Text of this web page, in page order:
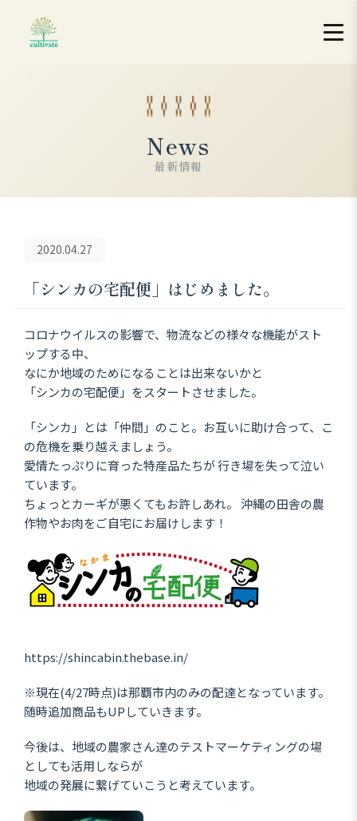
News
最新情報
2020.04.27
「シンカの宅配便」はじめました。
コロナウイルスの影響で、物流などの様々な機能がスト
ップする中、
なにか地域のためになることは出来ないかと
「シンカの宅配便」をスタートさせました。
「シンカ」とは「仲間」のこと。お互いに助け合って、こ
の危機を乗り越えましょう。
愛情たっぷりに育った特産品たちが 行き場を失って泣い
ています。
ちょっとカーギが悪くてもお許しあれ。 沖縄の田舎の農
作物やお肉をご自宅にお届けします！
https://shincabin.thebase.in/
※現在(4/27時点)は那覇市内のみの配達となっています。
随時追加商品もUPしていきます。
今後は、地域の農家さん達のテストマーケティングの場
としても活用しならが
地域の発展に繋げていこうと考えています。